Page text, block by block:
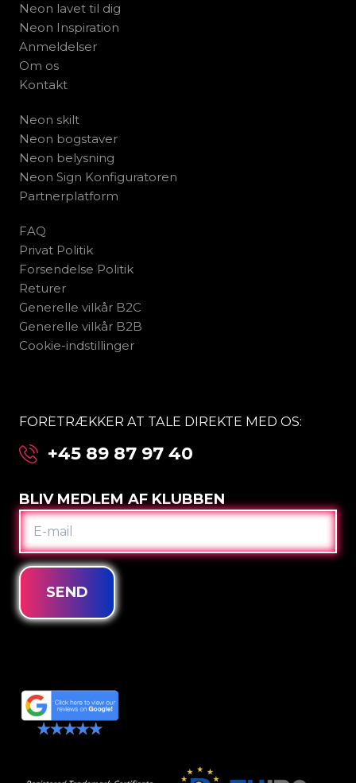
Neon lavet til dig
Neon Inspiration
Anmeldelser
Om os
Kontakt
Neon skilt
Neon bogstaver
Neon belysning
Neon Sign Konfiguratoren
Partnerplatform
FAQ
Privat Politik
Forsendelse Politik
Returer
Generelle vilkår B2C
Generelle vilkår B2B
Cookie-indstillinger
FORETRÆKKER AT TALE DIREKTE MED OS:
+45 89 87 97 40
BLIV MEDLEM AF KLUBBEN
E-
MAIL
SEND